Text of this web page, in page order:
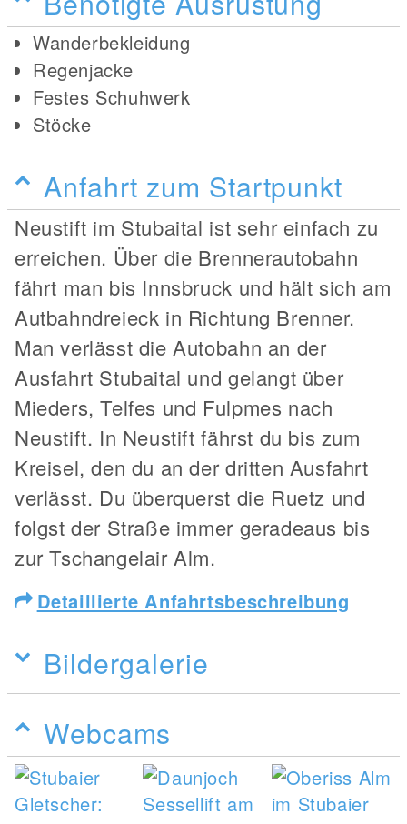
Wanderbekleidung
Regenjacke
Festes Schuhwerk
Stöcke
Anfahrt zum Startpunkt
Neustift im Stubaital ist sehr einfach zu
erreichen. Über die Brennerautobahn
fährt man bis Innsbruck und hält sich am
Autbahndreieck in Richtung Brenner.
Man verlässt die Autobahn an der
Ausfahrt Stubaital und gelangt über
Mieders, Telfes und Fulpmes nach
Neustift. In Neustift fährst du bis zum
Kreisel, den du an der dritten Ausfahrt
verlässt. Du überquerst die Ruetz und
folgst der Straße immer geradeaus bis
zur Tschangelair Alm.
Detaillierte Anfahrtsbeschreibung
Bildergalerie
Webcams